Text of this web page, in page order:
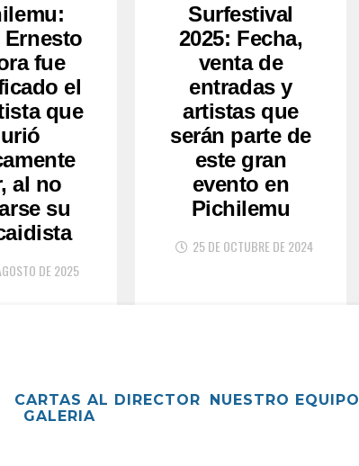
Ernesto
fue
el
que
al no
su
DE 2025
Surfestival
2025: Fecha,
venta de
entradas y
artistas que
serán parte de
este gran
evento en
Pichilemu
25 DE OCTUBRE DE 2024
CARTAS AL DIRECTOR NUESTRO EQUIPO
GALERIA